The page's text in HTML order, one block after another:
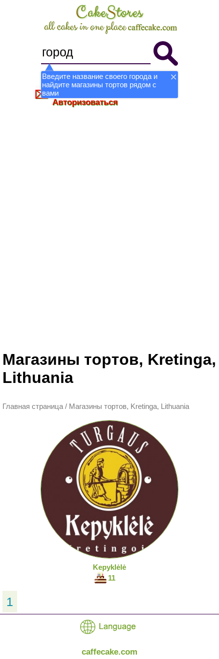
Введите название своего города и
найдите магазины тортов рядом с
вамиСтать магазином
Авторизоваться
Магазины тортов, Kretinga,
Lithuania
Главная страница / Магазины тортов, Kretinga, Lithuania
Kepyklėlė
11
1
caffecake.com